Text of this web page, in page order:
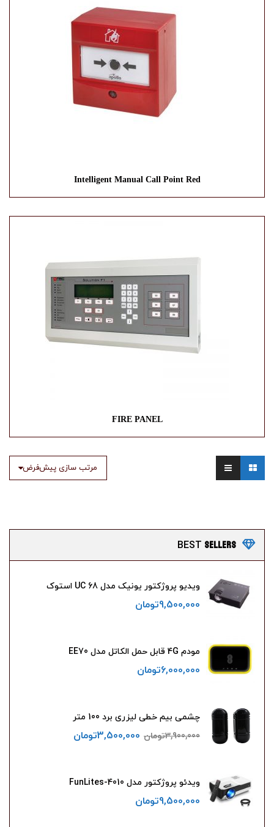
BEST SELLERS
ویدیو پروژکتور یونیک مدل UC 68 استوک
9,500,000تومان
مودم 4G قابل حمل الکاتل مدل EE70
6,000,000تومان
چشمی بیم خطی لیزری برد 100 متر
3,900,000تومان 3,500,000تومان
ویدئو پروژکتور مدل FunLites-4010
9,500,000تومان
Intelligent Manual Call Point Red
FIRE PANEL
مرتب سازی پیش‌فرض